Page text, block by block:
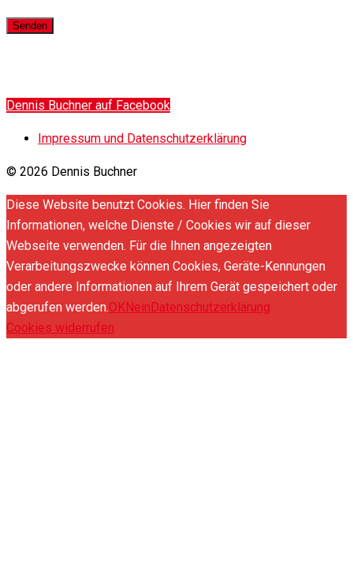
Dennis Buchner auf Facebook
Impressum und Datenschutzerklärung
© 2026 Dennis Buchner
Diese Website benutzt Cookies. Hier finden Sie
Informationen, welche Dienste / Cookies wir auf dieser
Webseite verwenden. Für die Ihnen angezeigten
Verarbeitungszwecke können Cookies, Geräte-Kennungen
oder andere Informationen auf Ihrem Gerät gespeichert oder
abgerufen werden.OKNeinDatenschutzerklärung
Cookies widerrufen